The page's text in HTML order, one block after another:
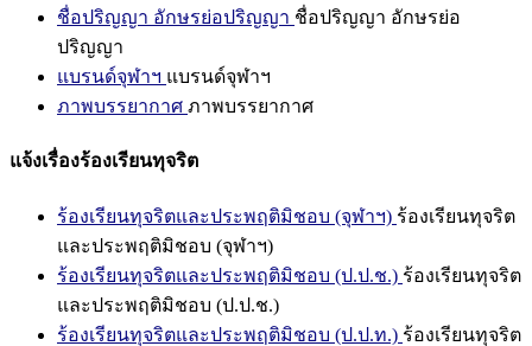
ชื่อปริญญา อักษรย่อปริญญา ชื่อปริญญา อักษรย่อ
ปริญญา
แบรนด์จุฬาฯ แบรนด์จุฬาฯ
ภาพบรรยากาศ ภาพบรรยากาศ
แจ้งเรื่องร้องเรียนทุจริต
ร้องเรียนทุจริตและประพฤติมิชอบ (จุฬาฯ) ร้องเรียนทุจริต
และประพฤติมิชอบ (จุฬาฯ)
ร้องเรียนทุจริตและประพฤติมิชอบ (ป.ป.ช.) ร้องเรียนทุจริต
และประพฤติมิชอบ (ป.ป.ช.)
ร้องเรียนทุจริตและประพฤติมิชอบ (ป.ป.ท.) ร้องเรียนทุจริต